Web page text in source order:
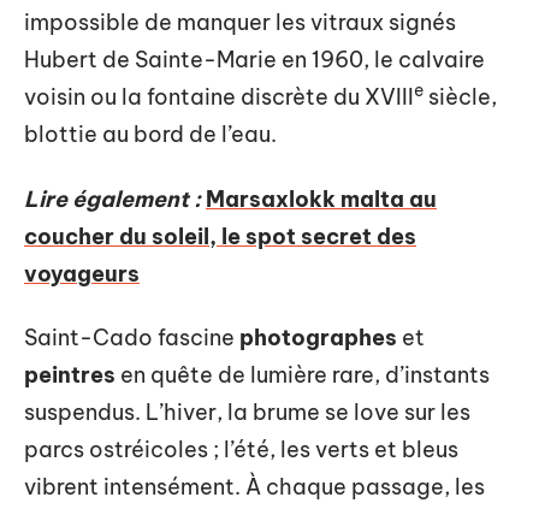
impossible de manquer les vitraux signés
Hubert de Sainte-Marie en 1960, le calvaire
voisin ou la fontaine discrète du XVIIIe siècle,
blottie au bord de l’eau.
Lire également : Marsaxlokk malta au
coucher du soleil, le spot secret des
voyageurs
Saint-Cado fascine photographes et
peintres en quête de lumière rare, d’instants
suspendus. L’hiver, la brume se love sur les
parcs ostréicoles ; l’été, les verts et bleus
vibrent intensément. À chaque passage, les